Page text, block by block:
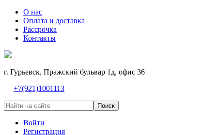
О нас
Оплата и доставка
Рассрочка
Контакты
г. Гурьевск, Пражский бульвар 1д, офис 36
+7(921)1001113
Поиск
Войти
Регистрация